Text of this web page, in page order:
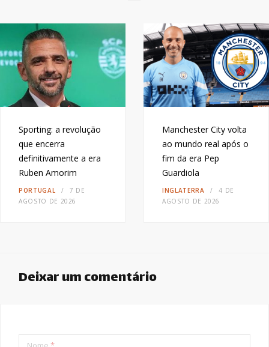
Sporting: a revolução
que encerra
definitivamente a era
Ruben Amorim
PORTUGAL
7 DE
AGOSTO DE 2026
Manchester City volta
ao mundo real após o
fim da era Pep
Guardiola
INGLATERRA
4 DE
AGOSTO DE 2026
Deixar um comentário